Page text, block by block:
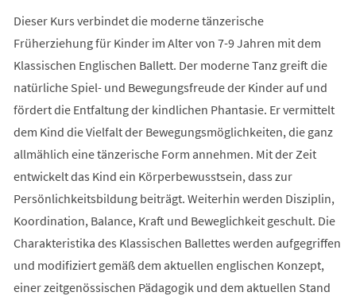
Dieser Kurs verbindet die moderne tänzerische
Früherziehung für Kinder im Alter von 7-9 Jahren mit dem
Klassischen Englischen Ballett. Der moderne Tanz greift die
natürliche Spiel- und Bewegungsfreude der Kinder auf und
fördert die Entfaltung der kindlichen Phantasie. Er vermittelt
dem Kind die Vielfalt der Bewegungsmöglichkeiten, die ganz
allmählich eine tänzerische Form annehmen. Mit der Zeit
entwickelt das Kind ein Körperbewusstsein, dass zur
Persönlichkeitsbildung beiträgt. Weiterhin werden Disziplin,
Koordination, Balance, Kraft und Beweglichkeit geschult. Die
Charakteristika des Klassischen Ballettes werden aufgegriffen
und modifiziert gemäß dem aktuellen englischen Konzept,
einer zeitgenössischen Pädagogik und dem aktuellen Stand